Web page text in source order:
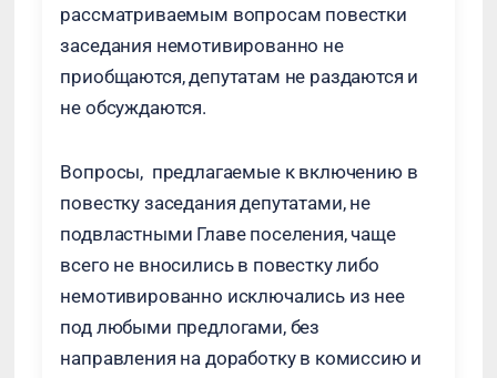
рассматриваемым вопросам повестки
заседания немотивированно не
приобщаются, депутатам не раздаются и
не обсуждаются.
Вопросы, предлагаемые к включению в
повестку заседания депутатами, не
подвластными Главе поселения, чаще
всего не вносились в повестку либо
немотивированно исключались из нее
под любыми предлогами, без
направления на доработку в комиссию и